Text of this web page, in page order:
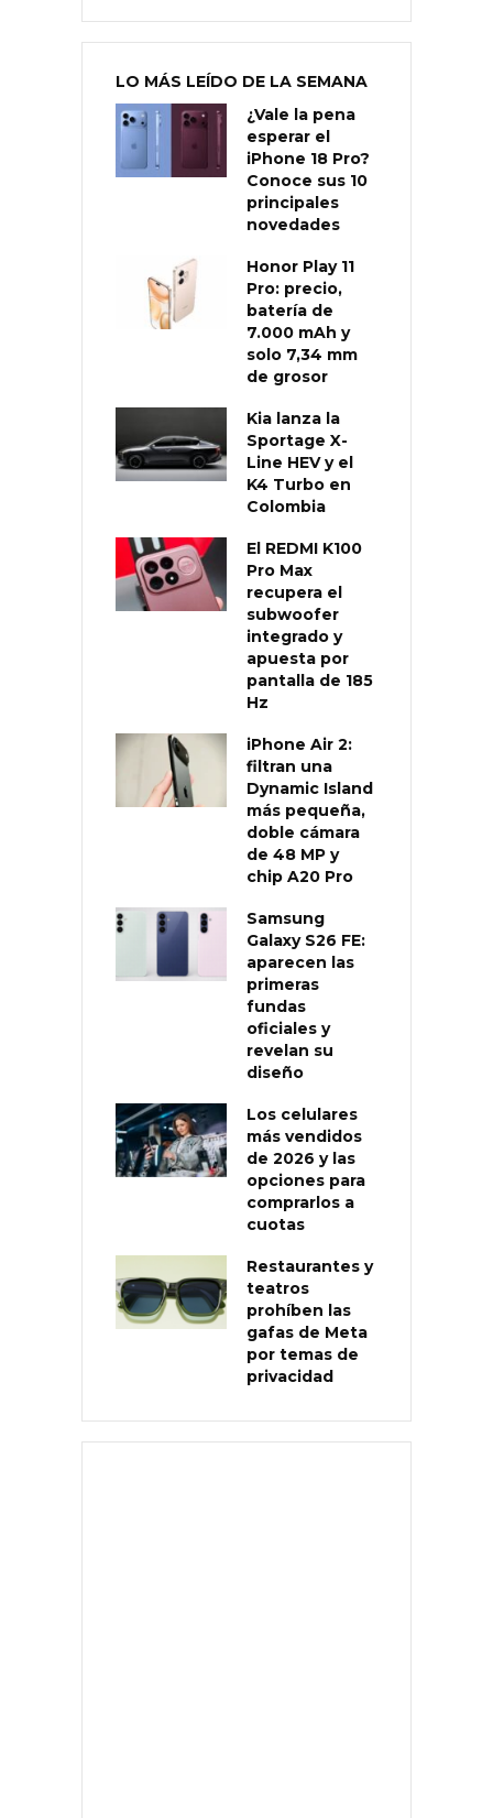
LO MÁS LEÍDO DE LA SEMANA
¿Vale la pena
esperar el
iPhone 18 Pro?
Conoce sus 10
principales
novedades
Honor Play 11
Pro: precio,
batería de
7.000 mAh y
solo 7,34 mm
de grosor
Kia lanza la
Sportage X-
Line HEV y el
K4 Turbo en
Colombia
El REDMI K100
Pro Max
recupera el
subwoofer
integrado y
apuesta por
pantalla de 185
Hz
iPhone Air 2:
filtran una
Dynamic Island
más pequeña,
doble cámara
de 48 MP y
chip A20 Pro
Samsung
Galaxy S26 FE:
aparecen las
primeras
fundas
oficiales y
revelan su
diseño
Los celulares
más vendidos
de 2026 y las
opciones para
comprarlos a
cuotas
Restaurantes y
teatros
prohíben las
gafas de Meta
por temas de
privacidad